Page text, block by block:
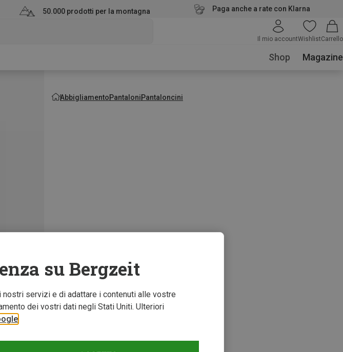
50.000 prodotti per la montagna Paga anche a rate con Klarna
Il mio accountWishlistCarrello
Shop Magazine
AbbigliamentoPantaloniPantaloncini
su Bergzeit
servizi e di adattare i contenuti alle vostre
dei vostri dati negli Stati Uniti. Ulteriori